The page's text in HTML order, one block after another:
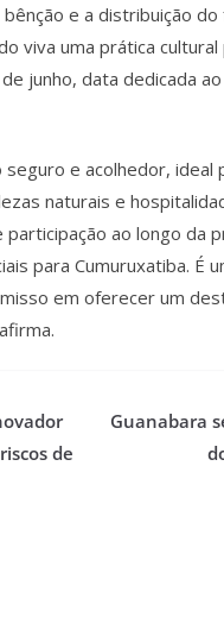
e a distribuição
viva uma prática
junho, data dedicada
e acolhedor, ideal
naturais e
ao longo da
para Cumuruxatiba. É
em oferecer um
de
Guanabara